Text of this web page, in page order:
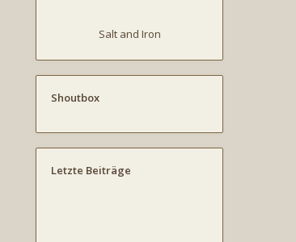
Salt and Iron
Shoutbox
Letzte Beiträge